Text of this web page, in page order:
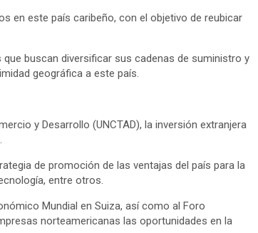
en este país caribeño, con el objetivo de reubicar
buscan diversificar sus cadenas de suministro y
geográfica a este país.
y Desarrollo (UNCTAD), la inversión extranjera
de promoción de las ventajas del país para la
entre otros.
Mundial en Suiza, así como al Foro
norteamericanas las oportunidades en la